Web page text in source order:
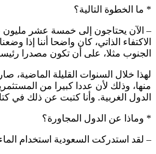
* ما الخطوة التالية؟
– الآن يحتاجون إلى خمسة عشر مليون
الاكتفاء الذاتي، كان واضحا أننا إذا
الجنوب مثلا، على أن تكون مصدرا
لهذا خلال السنوات القليلة الماضية،
منها، وذلك لأن عددا كبيرا من
الدول الغربية. وأنا كتبت عن ذلك في
* وماذا عن الدول المجاورة؟
– لقد استدركت السعودية استخدام